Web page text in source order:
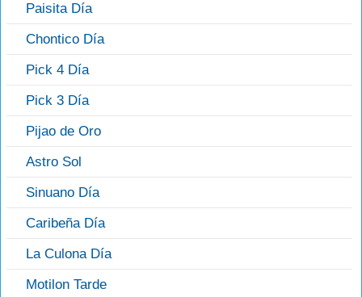
Paisita Día
Chontico Día
Pick 4 Día
Pick 3 Día
Pijao de Oro
Astro Sol
Sinuano Día
Caribeña Día
La Culona Día
Motilon Tarde